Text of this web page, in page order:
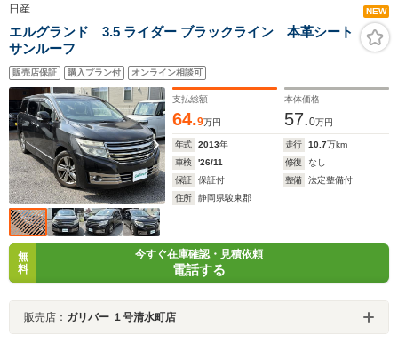
日産 NEW
エルグランド 3.5 ライダー ブラックライン 本革シート
サンルーフ
販売店保証 購入プラン付 オンライン相談可
支払総額
64.9万円
本体価格
57.0万円
年式 2013年 走行 10.7万km
車検
'26/11 修復
なし
保証
保証付 整備
法定整備付
住所
静岡県駿東郡
無
料
今すぐ在庫確認・見積依頼
電話する
販売店： ガリバー １号清水町店